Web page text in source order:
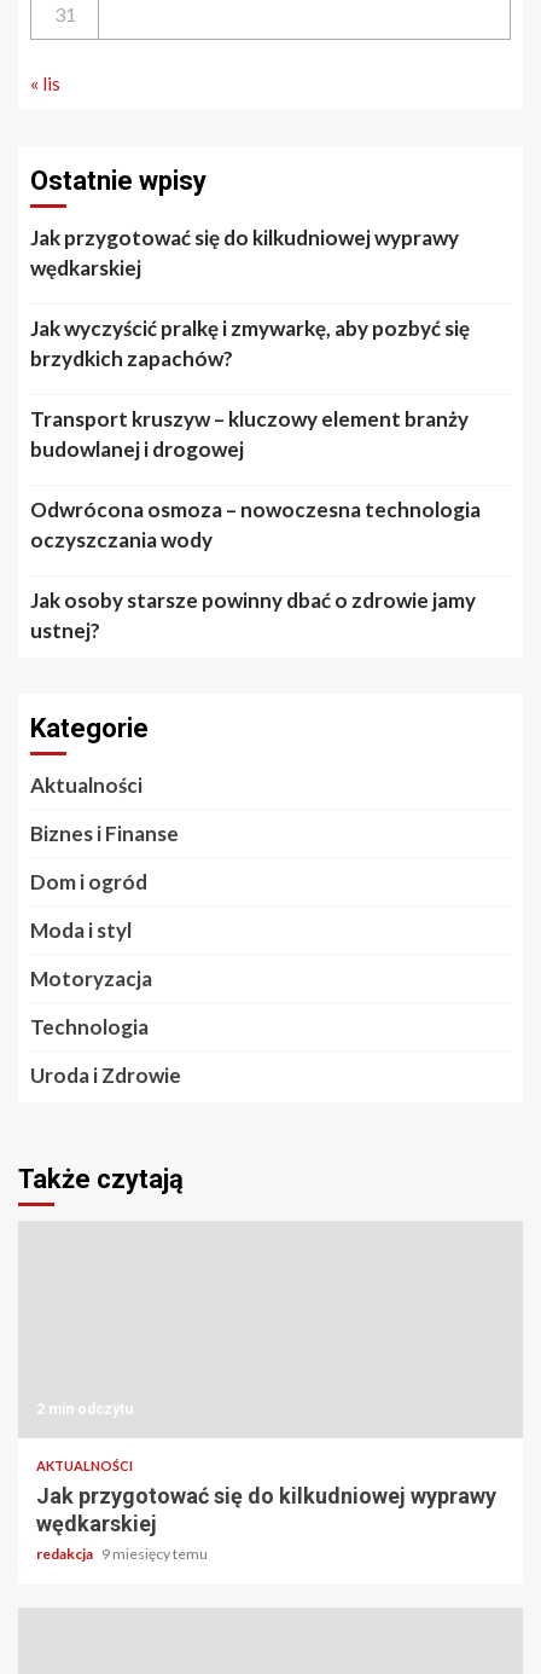
31
« lis
Ostatnie wpisy
Jak przygotować się do kilkudniowej wyprawy
wędkarskiej
Jak wyczyścić pralkę i zmywarkę, aby pozbyć się
brzydkich zapachów?
Transport kruszyw – kluczowy element branży
budowlanej i drogowej
Odwrócona osmoza – nowoczesna technologia
oczyszczania wody
Jak osoby starsze powinny dbać o zdrowie jamy
ustnej?
Kategorie
Aktualności
Biznes i Finanse
Dom i ogród
Moda i styl
Motoryzacja
Technologia
Uroda i Zdrowie
Także czytają
2 min odczytu
AKTUALNOŚCI
Jak przygotować się do kilkudniowej wyprawy
wędkarskiej
redakcja 9 miesięcy temu